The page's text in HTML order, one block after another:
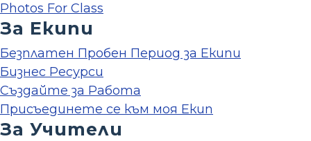
Photos For Class
За Екипи
Безплатен Пробен Период за Екипи
Бизнес Ресурси
Създайте за Работа
Присъединете се към моя Екип
За Учители